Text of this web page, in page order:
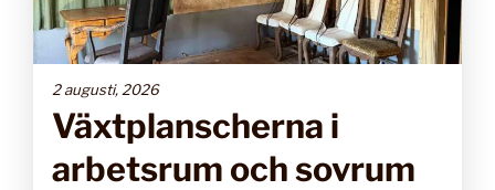
2 augusti, 2026
Växtplanscherna i
arbetsrum och sovrum